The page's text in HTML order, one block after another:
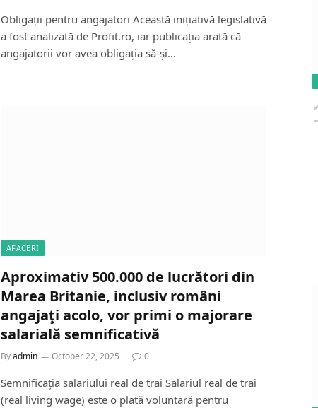
Obligații pentru angajatori Această inițiativă legislativă
a fost analizată de Profit.ro, iar publicația arată că
angajatorii vor avea obligația să-și…
AFACERI
Aproximativ 500.000 de lucrători din
Marea Britanie, inclusiv români
angajaţi acolo, vor primi o majorare
salarială semnificativă
Byadmin October 22, 2025 0
Semnificația salariului real de trai Salariul real de trai
(real living wage) este o plată voluntară pentru